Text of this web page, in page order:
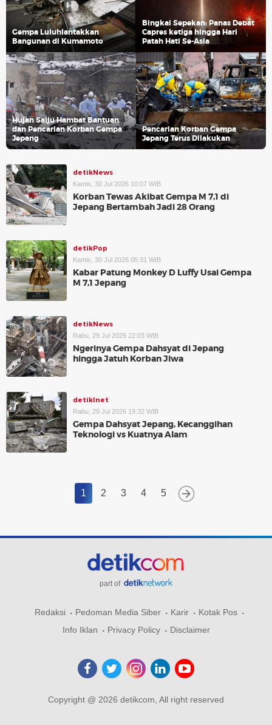
Gempa Luluhlantakkan
Bangunan di Kumamoto
Bingkai Sepekan: Panas Debat
Capres ketiga hingga Hari
Patah Hati Se-Asia
Hujan Salju Hambat Bantuan
dan Pencarian Korban Gempa
Jepang
Pencarian Korban Gempa
Jepang Terus Dilakukan
detikNews
Kamis, 30 Jul 2026 10:07 WIB
Korban Tewas Akibat Gempa M 7,1 di
Jepang Bertambah Jadi 28 Orang
detikPop
Kamis, 30 Jul 2026 05:31 WIB
Kabar Patung Monkey D Luffy Usai Gempa
M 7,1 Jepang
detikNews
Rabu, 29 Jul 2026 22:03 WIB
Ngerinya Gempa Dahsyat di Jepang
hingga Jatuh Korban Jiwa
detikInet
Rabu, 29 Jul 2026 19:32 WIB
Gempa Dahsyat Jepang, Kecanggihan
Teknologi vs Kuatnya Alam
1 2 3 4 5
part of
Redaksi Pedoman Media Siber Karir
Kotak Pos
Info Iklan
Privacy Policy Disclaimer
Copyright @ 2026 detikcom, All right reserved